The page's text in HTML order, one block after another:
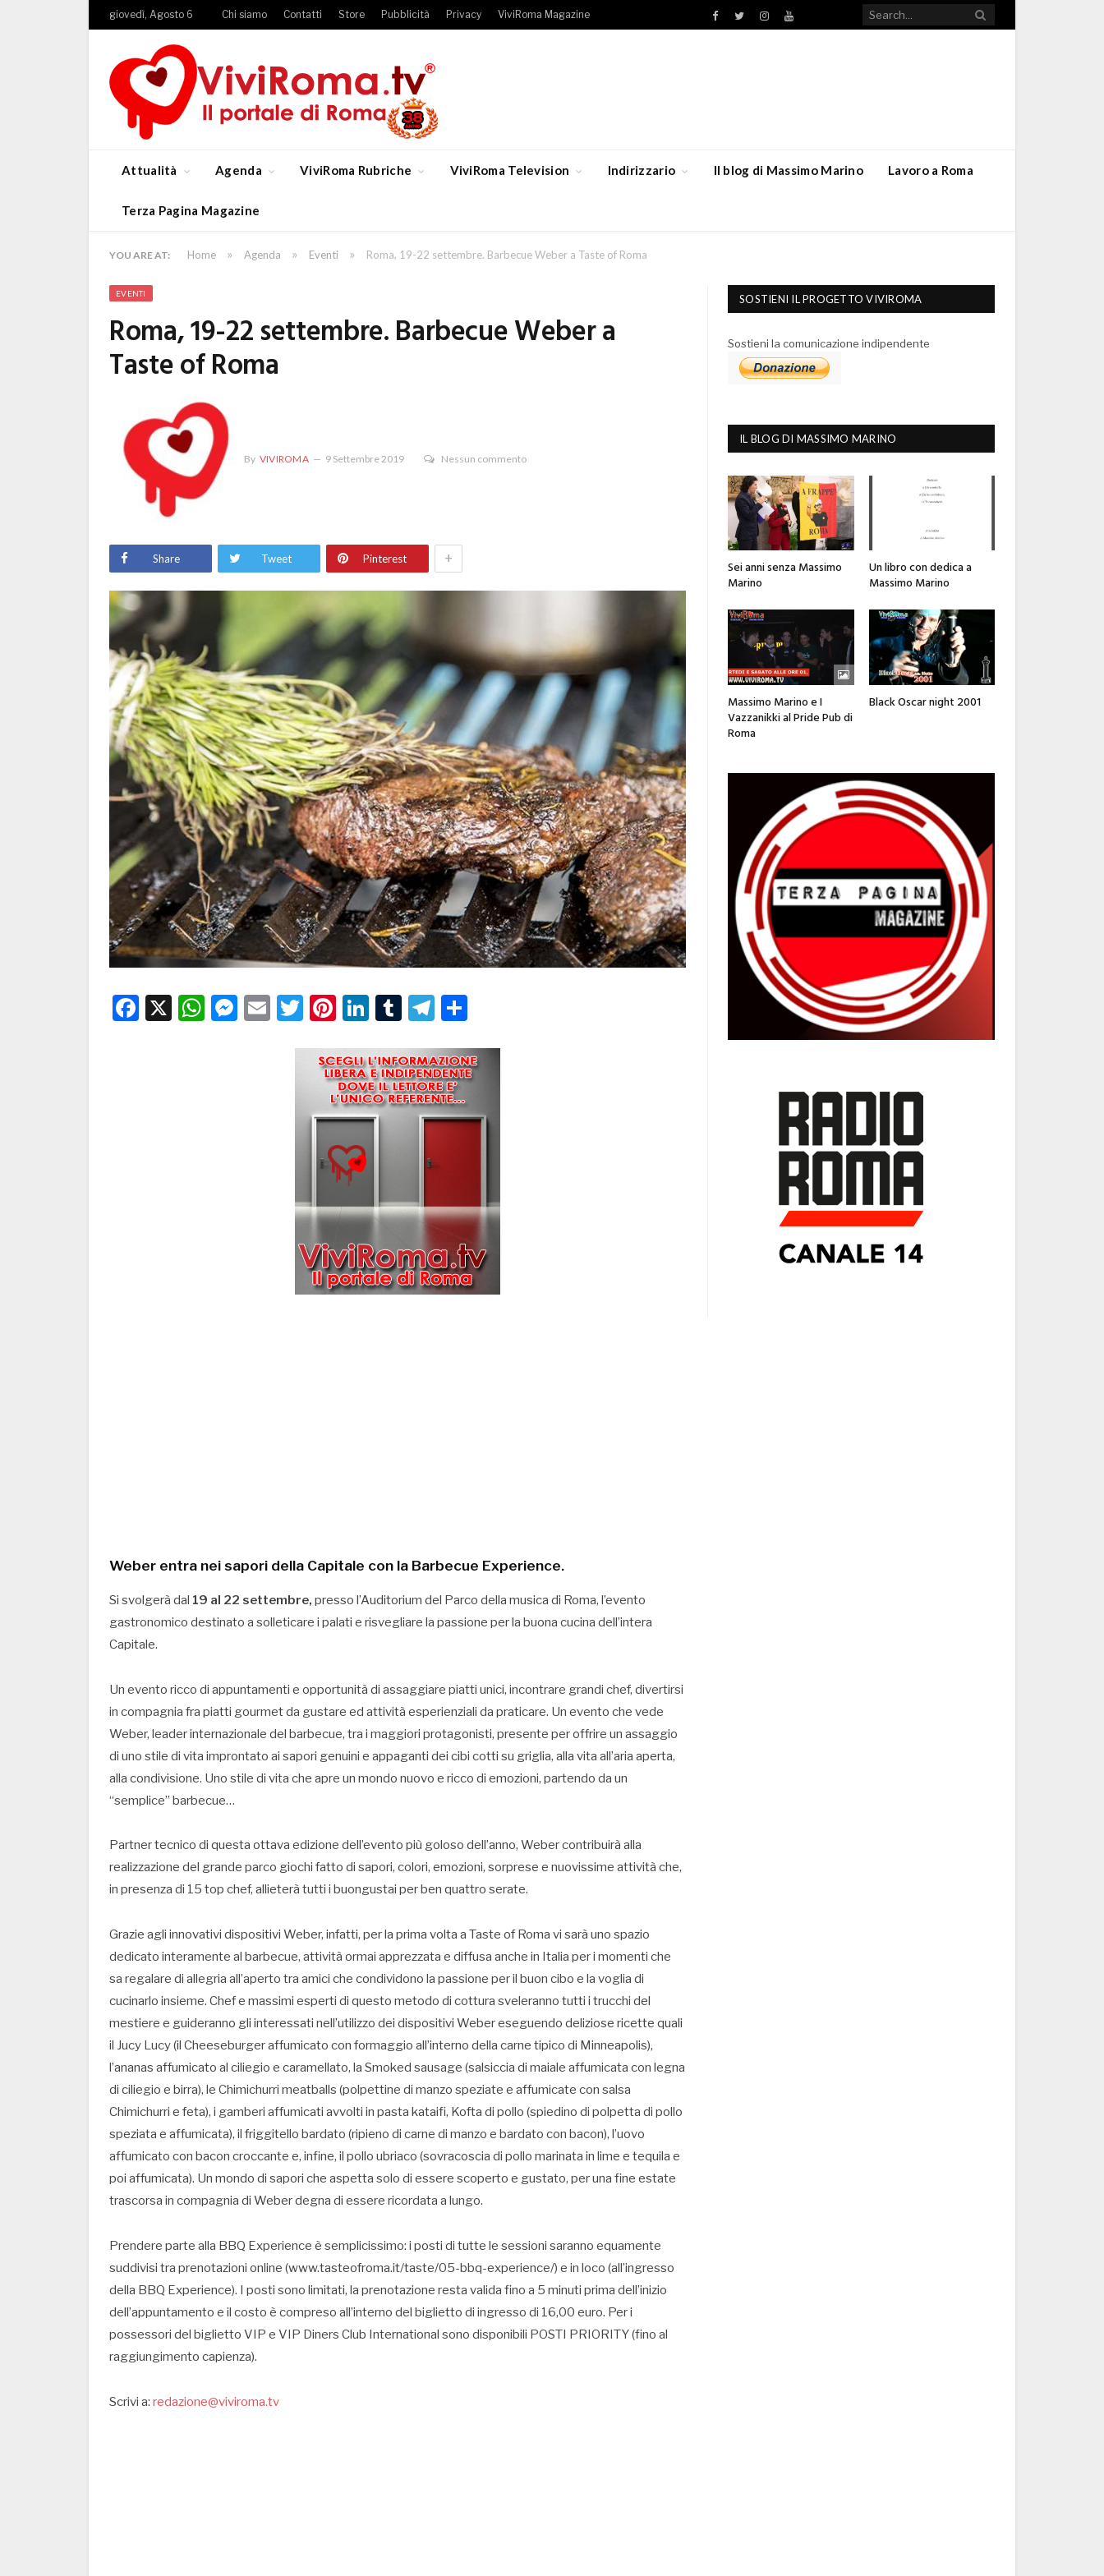
giovedì, Agosto 6 Chi siamo Contatti Store Pubblicità Privacy ViviRoma Magazine Facebook
TwitterInstagramYouTube
Attualità Agenda ViviRoma Rubriche ViviRoma Television Indirizzario Il blog di Massimo Marino Lavoro a Roma
Terza Pagina Magazine
YOU ARE AT: Home » Agenda » Eventi » Roma, 19-22 settembre. Barbecue Weber a Taste of Roma
EVENTI
Roma, 19-22 settembre. Barbecue Weber a
Taste of Roma
By VIVIROMA 9 Settembre 2019 Nessun commento
Share Tweet Pinterest +
Facebook
X WhatsApp
Messenger
EmailTwitter
Pinterest
LinkedIn
TumblrTelegram
Weber entra nei sapori della Capitale con la Barbecue Experience.
Si svolgerà dal 19 al 22 settembre, presso l’Auditorium del Parco della musica di Roma, l’evento
gastronomico destinato a solleticare i palati e risvegliare la passione per la buona cucina dell’intera
Capitale.
Un evento ricco di appuntamenti e opportunità di assaggiare piatti unici, incontrare grandi chef, divertirsi
in compagnia fra piatti gourmet da gustare ed attività esperienziali da praticare. Un evento che vede
Weber, leader internazionale del barbecue, tra i maggiori protagonisti, presente per offrire un assaggio
di uno stile di vita improntato ai sapori genuini e appaganti dei cibi cotti su griglia, alla vita all’aria aperta,
alla condivisione. Uno stile di vita che apre un mondo nuovo e ricco di emozioni, partendo da un
“semplice” barbecue…
Partner tecnico di questa ottava edizione dell’evento più goloso dell’anno, Weber contribuirà alla
realizzazione del grande parco giochi fatto di sapori, colori, emozioni, sorprese e nuovissime attività che,
in presenza di 15 top chef, allieterà tutti i buongustai per ben quattro serate.
Grazie agli innovativi dispositivi Weber, infatti, per la prima volta a Taste of Roma vi sarà uno spazio
dedicato interamente al barbecue, attività ormai apprezzata e diffusa anche in Italia per i momenti che
sa regalare di allegria all’aperto tra amici che condividono la passione per il buon cibo e la voglia di
cucinarlo insieme. Chef e massimi esperti di questo metodo di cottura sveleranno tutti i trucchi del
mestiere e guideranno gli interessati nell’utilizzo dei dispositivi Weber eseguendo deliziose ricette quali
il Jucy Lucy (il Cheeseburger affumicato con formaggio all’interno della carne tipico di Minneapolis),
l’ananas affumicato al ciliegio e caramellato, la Smoked sausage (salsiccia di maiale affumicata con legna
di ciliegio e birra), le Chimichurri meatballs (polpettine di manzo speziate e affumicate con salsa
Chimichurri e feta), i gamberi affumicati avvolti in pasta kataifi, Kofta di pollo (spiedino di polpetta di pollo
speziata e affumicata), il friggitello bardato (ripieno di carne di manzo e bardato con bacon), l’uovo
affumicato con bacon croccante e, infine, il pollo ubriaco (sovracoscia di pollo marinata in lime e tequila e
poi affumicata). Un mondo di sapori che aspetta solo di essere scoperto e gustato, per una fine estate
trascorsa in compagnia di Weber degna di essere ricordata a lungo.
Prendere parte alla BBQ Experience è semplicissimo: i posti di tutte le sessioni saranno equamente
suddivisi tra prenotazioni online (www.tasteofroma.it/taste/05-bbq-experience/) e in loco (all’ingresso
della BBQ Experience). I posti sono limitati, la prenotazione resta valida fino a 5 minuti prima dell’inizio
dell’appuntamento e il costo è compreso all’interno del biglietto di ingresso di 16,00 euro. Per i
possessori del biglietto VIP e VIP Diners Club International sono disponibili POSTI PRIORITY (fino al
raggiungimento capienza).
Scrivi a: redazione@viviroma.tv
SOSTIENI IL PROGETTO VIVIROMA
Sostieni la comunicazione indipendente
IL BLOG DI MASSIMO MARINO
Sei anni senza Massimo
Marino
Un libro con dedica a
Massimo Marino
Massimo Marino e I
Vazzanikki al Pride Pub di
Roma
Black Oscar night 2001